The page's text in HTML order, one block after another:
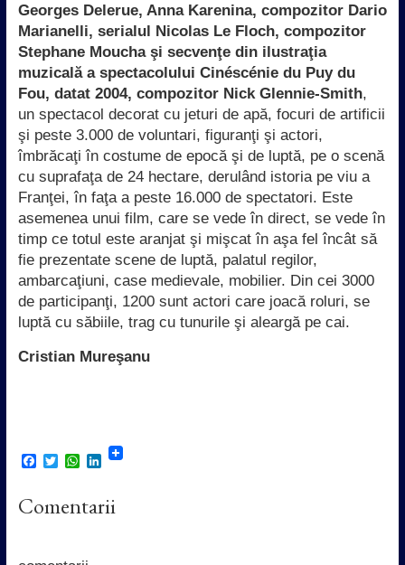
Georges Delerue, Anna Karenina, compozitor Dario
Marianelli, serialul Nicolas Le Floch, compozitor
Stephane Moucha şi secvenţe din ilustraţia
muzicală a spectacolului Cinéscénie du Puy du
Fou, datat 2004, compozitor Nick Glennie-Smith,
un spectacol decorat cu jeturi de apă, focuri de artificii
şi peste 3.000 de voluntari, figuranţi şi actori,
îmbrăcaţi în costume de epocă şi de luptă, pe o scenă
cu suprafaţa de 24 hectare, derulând istoria pe viu a
Franţei, în faţa a peste 16.000 de spectatori. Este
asemenea unui film, care se vede în direct, se vede în
timp ce totul este aranjat şi mişcat în aşa fel încât să
fie prezentate scene de luptă, palatul regilor,
ambarcaţiuni, case medievale, mobilier. Din cei 3000
de participanţi, 1200 sunt actori care joacă roluri, se
luptă cu săbiile, trag cu tunurile şi aleargă pe cai.
Cristian Mureşanu
F
e
b
k
T
t
t
W
t
s
p
L
k
e
Comentarii